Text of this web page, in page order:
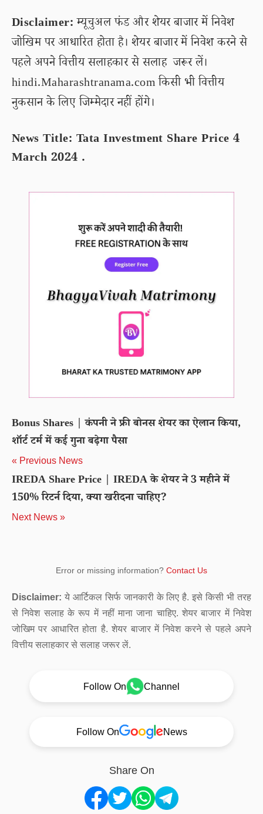
Disclaimer:म्यूचुअल फंड और शेयर बाजार में निवेश
जोखिम पर आधारित होता है। शेयर बाजार में निवेश करने से
पहले अपने वित्तीय सलाहकार से सलाह जरूर लें।
hindi.Maharashtranama.com किसी भी वित्तीय
नुकसान के लिए जिम्मेदार नहीं होंगे।
News Title: Tata Investment Share Price 4
March 2024 .
Bonus Shares | कंपनी ने फ्री बोनस शेयर का ऐलान किया,
शॉर्ट टर्म में कई गुना बढ़ेगा पैसा
« Previous News
IREDA Share Price | IREDA के शेयर ने 3 महीने में
150% रिटर्न दिया, क्या खरीदना चाहिए?
Next News »
Error or missing information? Contact Us
Disclaimer: ये आर्टिकल सिर्फ जानकारी के लिए है. इसे किसी भी तरह
से निवेश सलाह के रूप में नहीं माना जाना चाहिए. शेयर बाजार में निवेश
जोखिम पर आधारित होता है. शेयर बाजार में निवेश करने से पहले अपने
वित्तीय सलाहकार से सलाह जरूर लें.
Follow On Channel
Follow On News
Share On